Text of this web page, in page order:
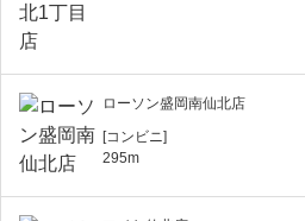
ローソン盛岡南仙北店
[コンビニ]
295m